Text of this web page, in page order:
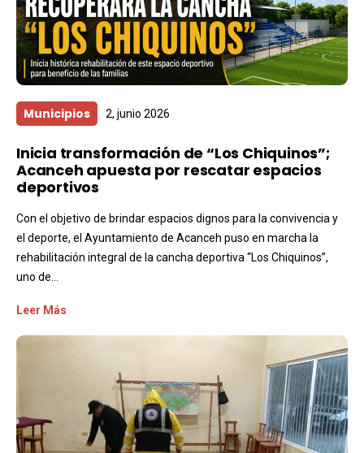
Municipios 2, junio 2026
Inicia transformación de “Los Chiquinos”;
Acanceh apuesta por rescatar espacios
deportivos
Con el objetivo de brindar espacios dignos para la convivencia y
el deporte, el Ayuntamiento de Acanceh puso en marcha la
rehabilitación integral de la cancha deportiva “Los Chiquinos”,
uno de...
Leer Más